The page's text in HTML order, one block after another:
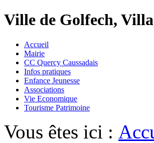
Ville de Golfech,
Accueil
Mairie
CC Quercy Caussadais
Infos pratiques
Enfance Jeunesse
Associations
Vie Economique
Tourisme Patrimoine
Vous êtes ici :